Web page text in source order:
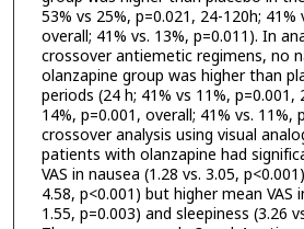
53% vs 25%, p=0.021, 24-120h; 41%
overall; 41% vs. 13%, p=0.011). In
crossover antiemetic regimens, no
olanzapine group was higher than
periods (24 h; 41% vs 11%, p=0.001,
14%, p=0.001, overall; 41% vs. 11%,
crossover analysis using visual
patients with olanzapine had
VAS in nausea (1.28 vs. 3.05,
4.58, p<0.001) but higher mean VAS
1.55, p=0.003) and sleepiness (3.26